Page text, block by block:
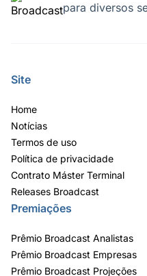
para diversos
Site
Home
Notícias
Termos de uso
Política de privacidade
Contrato Máster Terminal
Releases Broadcast
Premiações
Prêmio Broadcast Analistas
Prêmio Broadcast Empresas
Prêmio Broadcast Projeções